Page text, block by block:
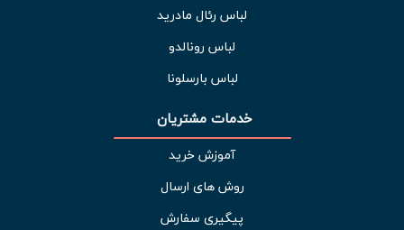
لباس رئال مادرید
لباس رونالدو
لباس بارسلونا
خدمات مشتریان
آموزش خرید
روش های ارسال
پیگیری سفارش